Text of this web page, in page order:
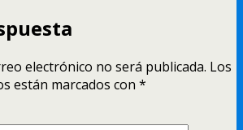
electrónico no será publicada. Los
están marcados con *